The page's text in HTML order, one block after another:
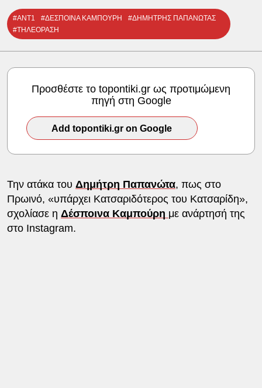
#ΑΝΤ1 #ΔΕΣΠΟΙΝΑ ΚΑΜΠΟΥΡΗ
#ΔΗΜΗΤΡΗΣ ΠΑΠΑΝΩΤΑΣ
#ΤΗΛΕΟΡΑΣΗ
Προσθέστε το topontiki.gr ως προτιμώμενη
πηγή στη Google
Add topontiki.gr on Google
Την ατάκα του Δημήτρη Παπανώτα, πως στο
Πρωινό, «υπάρχει Κατσαριδότερος του Κατσαρίδη»,
σχολίασε η Δέσποινα Καμπούρη με ανάρτησή της
στο Instagram.